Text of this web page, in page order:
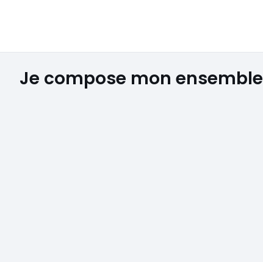
Je compose mon ensemble